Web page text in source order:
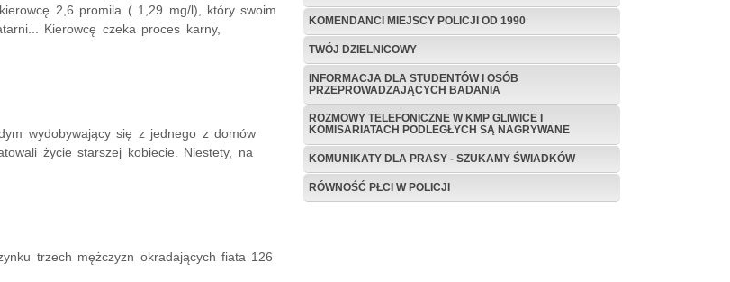
2,6 promila ( 1,29 mg/l), który swoim
Kierowcę czeka proces karny,
wydobywający się z jednego z domów
życie starszej kobiecie. Niestety, na
trzech mężczyzn okradających fiata 126
KOMENDANCI MIEJSCY POLICJI OD 1990
TWÓJ DZIELNICOWY
INFORMACJA DLA STUDENTÓW I OSÓB
PRZEPROWADZAJĄCYCH BADANIA
ROZMOWY TELEFONICZNE W KMP GLIWICE I
KOMISARIATACH PODLEGŁYCH SĄ NAGRYWANE
KOMUNIKATY DLA PRASY - SZUKAMY ŚWIADKÓW
RÓWNOŚĆ PŁCI W POLICJI